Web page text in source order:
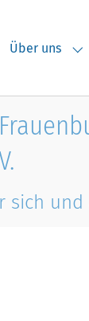
Über uns
sich und